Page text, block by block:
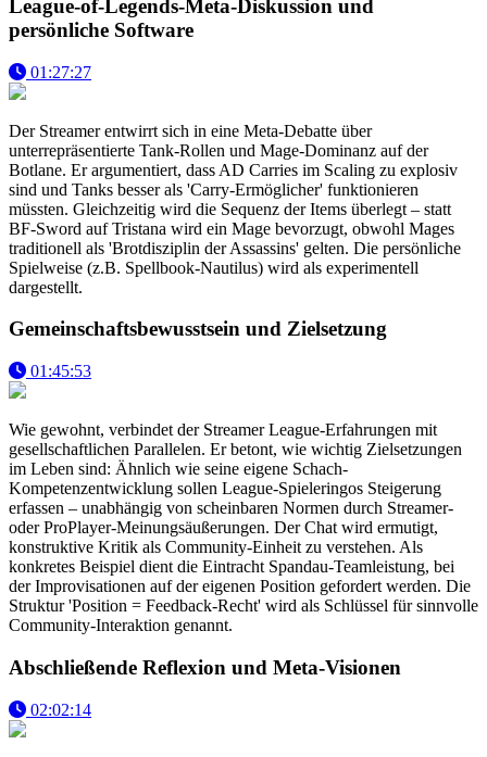
League-of-Legends-Meta-Diskussion und
persönliche Software
01:27:27
Der Streamer entwirrt sich in eine Meta-Debatte über
unterrepräsentierte Tank-Rollen und Mage-Dominanz auf der
Botlane. Er argumentiert, dass AD Carries im Scaling zu explosiv
sind und Tanks besser als 'Carry-Ermöglicher' funktionieren
müssten. Gleichzeitig wird die Sequenz der Items überlegt – statt
BF-Sword auf Tristana wird ein Mage bevorzugt, obwohl Mages
traditionell als 'Brotdisziplin der Assassins' gelten. Die persönliche
Spielweise (z.B. Spellbook-Nautilus) wird als experimentell
dargestellt.
Gemeinschaftsbewusstsein und Zielsetzung
01:45:53
Wie gewohnt, verbindet der Streamer League-Erfahrungen mit
gesellschaftlichen Parallelen. Er betont, wie wichtig Zielsetzungen
im Leben sind: Ähnlich wie seine eigene Schach-
Kompetenzentwicklung sollen League-Spieleringos Steigerung
erfassen – unabhängig von scheinbaren Normen durch Streamer-
oder ProPlayer-Meinungsäußerungen. Der Chat wird ermutigt,
konstruktive Kritik als Community-Einheit zu verstehen. Als
konkretes Beispiel dient die Eintracht Spandau-Teamleistung, bei
der Improvisationen auf der eigenen Position gefordert werden. Die
Struktur 'Position = Feedback-Recht' wird als Schlüssel für sinnvolle
Community-Interaktion genannt.
Abschließende Reflexion und Meta-Visionen
02:02:14